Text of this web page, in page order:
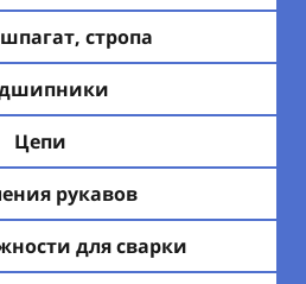
стропа
Цепи
рукавов
для сварки